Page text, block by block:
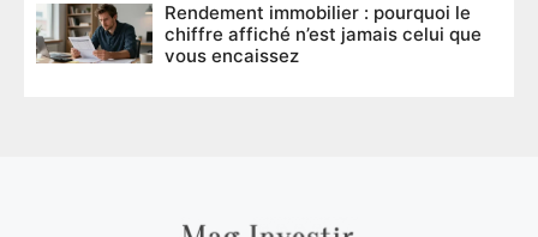
Rendement immobilier : pourquoi le
chiffre affiché n’est jamais celui que
vous encaissez